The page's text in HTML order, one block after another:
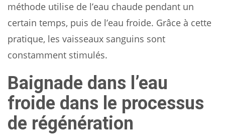
méthode utilise de l’eau chaude pendant un
certain temps, puis de l’eau froide. Grâce à cette
pratique, les vaisseaux sanguins sont
constamment stimulés.
Baignade dans l’eau
froide dans le processus
de régénération